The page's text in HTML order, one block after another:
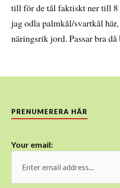
till för de tål faktiskt ner till 8
jag odla palmkål/svartkål
näringsrik jord. Passar bra
PRENUMERERA HÄR
Your email: